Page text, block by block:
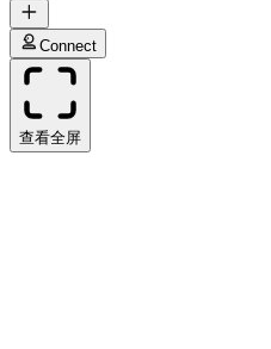
Connect
查看全屏